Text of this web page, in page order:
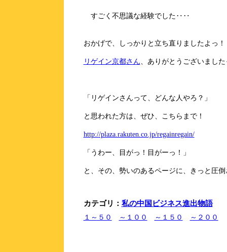
すごく不思議な経験でした‥‥
おかげで、しっかりと立ち直りましたよっ！
リゲイン京都さん、ありがとうございました
「リゲインさんって、どんな人やろ？」
と思われた方は、ぜひ、こちらまで！
http://plaza.rakuten.co.jp/regainregain/
「うわー、目がっ！目がーっ！」
と、その、勢いのあるページに、きっと圧
カテゴリ： 私の中国ビジネス進出物語
１～５０ ～１００ ～１５０ ～２００